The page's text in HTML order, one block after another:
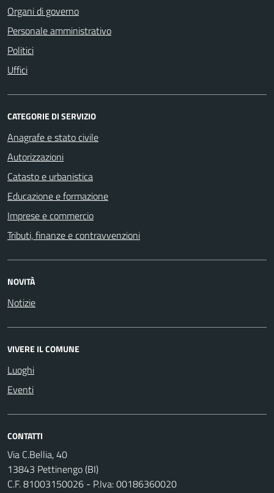
Organi di governo
Personale amministrativo
Politici
Uffici
CATEGORIE DI SERVIZIO
Anagrafe e stato civile
Autorizzazioni
Catasto e urbanistica
Educazione e formazione
Imprese e commercio
Tributi, finanze e contravvenzioni
NOVITÀ
Notizie
VIVERE IL COMUNE
Luoghi
Eventi
CONTATTI
Via C.Bellia, 40
13843 Pettinengo (BI)
C.F. 81003150026 - P.Iva: 00186360020